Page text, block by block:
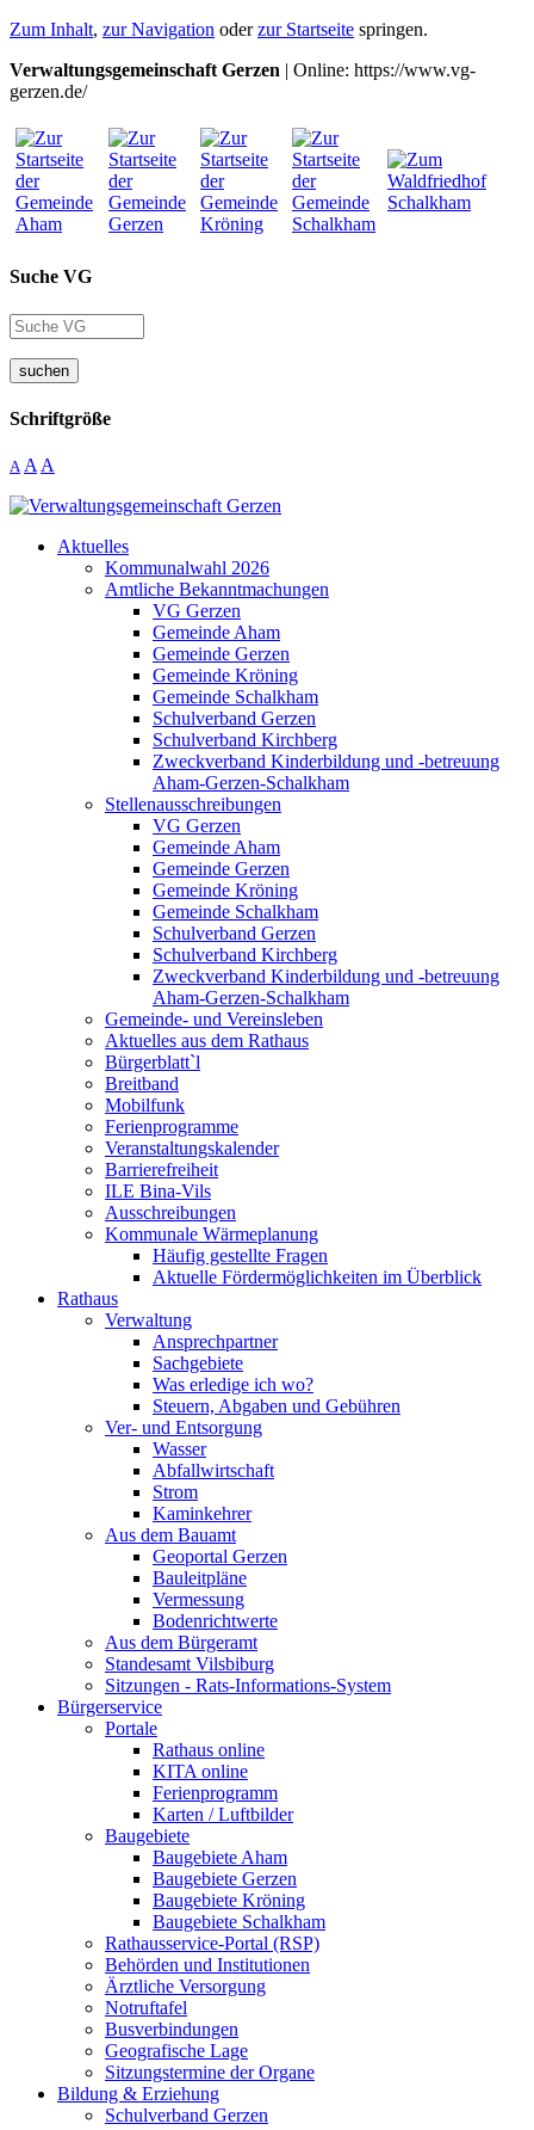
Zum Inhalt, zur Navigation oderzur Startseite springen.
Verwaltungsgemeinschaft Gerzen | Online: https://www.vg-
gerzen.de/
Suche VG
suchen
Schriftgröße
A A A
Aktuelles
Kommunalwahl 2026
Amtliche Bekanntmachungen
VG Gerzen
Gemeinde Aham
Gemeinde Gerzen
Gemeinde Kröning
Gemeinde Schalkham
Schulverband Gerzen
Schulverband Kirchberg
Zweckverband Kinderbildung und -betreuung
Aham-Gerzen-Schalkham
Stellenausschreibungen
VG Gerzen
Gemeinde Aham
Gemeinde Gerzen
Gemeinde Kröning
Gemeinde Schalkham
Schulverband Gerzen
Schulverband Kirchberg
Zweckverband Kinderbildung und -betreuung
Aham-Gerzen-Schalkham
Gemeinde- und Vereinsleben
Aktuelles aus dem Rathaus
Bürgerblatt`l
Breitband
Mobilfunk
Ferienprogramme
Veranstaltungskalender
Barrierefreiheit
ILE Bina-Vils
Ausschreibungen
Kommunale Wärmeplanung
Häufig gestellte Fragen
Aktuelle Fördermöglichkeiten im Überblick
Rathaus
Verwaltung
Ansprechpartner
Sachgebiete
Was erledige ich wo?
Steuern, Abgaben und Gebühren
Ver- und Entsorgung
Wasser
Abfallwirtschaft
Strom
Kaminkehrer
Aus dem Bauamt
Geoportal Gerzen
Bauleitpläne
Vermessung
Bodenrichtwerte
Aus dem Bürgeramt
Standesamt Vilsbiburg
Sitzungen - Rats-Informations-System
Bürgerservice
Portale
Rathaus online
KITA online
Ferienprogramm
Karten / Luftbilder
Baugebiete
Baugebiete Aham
Baugebiete Gerzen
Baugebiete Kröning
Baugebiete Schalkham
Rathausservice-Portal (RSP)
Behörden und Institutionen
Ärztliche Versorgung
Notruftafel
Busverbindungen
Geografische Lage
Sitzungstermine der Organe
Bildung & Erziehung
Schulverband Gerzen